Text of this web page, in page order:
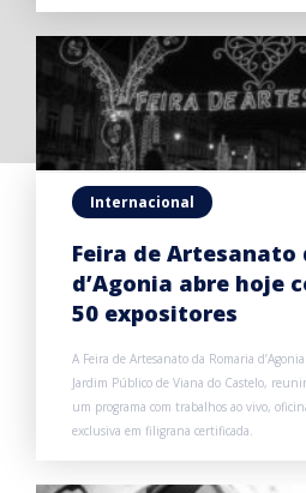
Internacional
Feira de Artesanato
d’Agonia abre hoje
50 expositores
A Feira de Artesanato da Romaria
Jardim Público de Viana do Castelo,
um programa com trabalhos ao vivo,
exclusiva em filigrana certificada.